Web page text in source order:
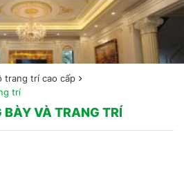
trang trí cao cấp
trí
VÀ TRANG TRÍ